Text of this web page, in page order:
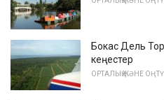
Бокас Дель
кеңестер
ОРТАЛЫҚ ЖӘНЕ